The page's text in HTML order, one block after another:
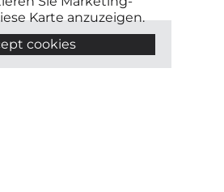
Karte anzuzeigen.
cookies